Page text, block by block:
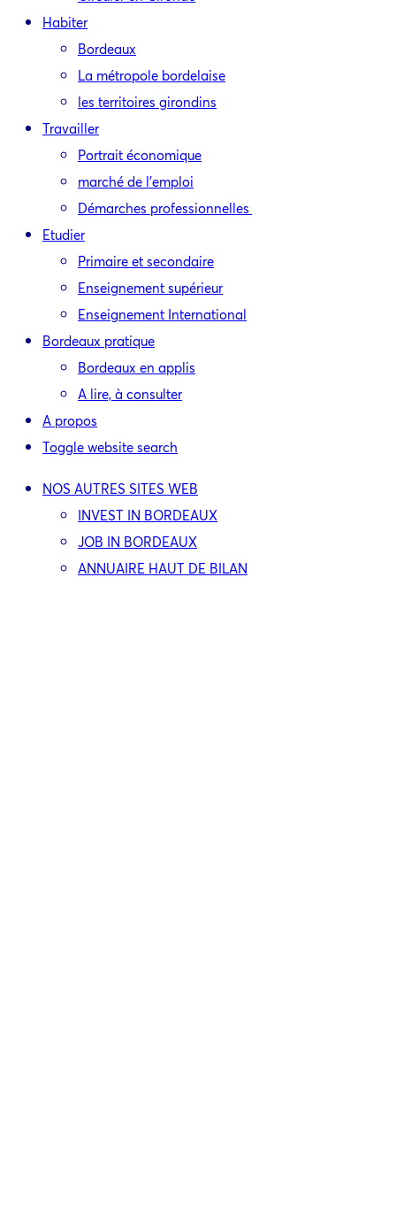
Habiter
Bordeaux
La métropole bordelaise
les territoires girondins
Travailler
Portrait économique
marché de l’emploi
Démarches professionnelles
Etudier
Primaire et secondaire
Enseignement supérieur
Enseignement International
Bordeaux pratique
Bordeaux en applis
A lire, à consulter
A propos
Toggle website search
NOS AUTRES SITES WEB
INVEST IN BORDEAUX
JOB IN BORDEAUX
ANNUAIRE HAUT DE BILAN